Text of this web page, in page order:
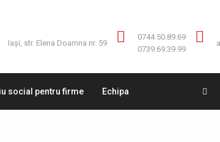
Iaşi, str. Elena Doamna nr. 59
0744.50.89.69
0739.69.39.99
social pentru firme Echipa